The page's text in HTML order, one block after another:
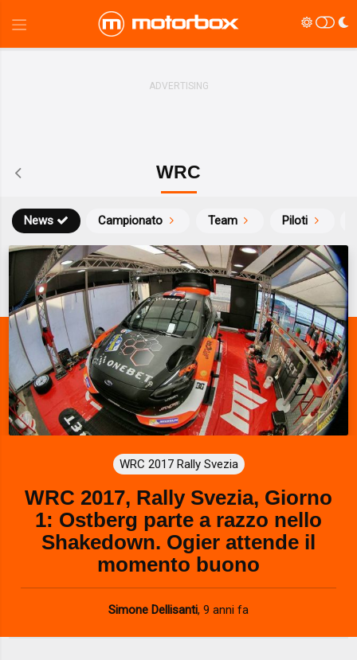
WRC
News Campionato Team Piloti
WRC 2017 Rally Svezia
WRC 2017, Rally Svezia, Giorno
1: Ostberg parte a razzo nello
Shakedown. Ogier attende il
momento buono
Simone Dellisanti, 9 anni fa